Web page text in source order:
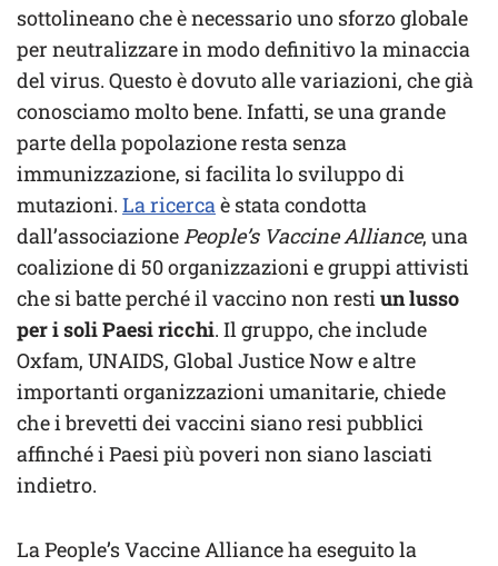
sottolineano che è necessario uno sforzo globale
per neutralizzare in modo definitivo la minaccia
del virus. Questo è dovuto alle variazioni, che già
conosciamo molto bene. Infatti, se una grande
parte della popolazione resta senza
immunizzazione, si facilita lo sviluppo di
mutazioni. La ricercaè stata condotta
dall’associazionePeople’s Vaccine Alliance, una
coalizione di 50 organizzazioni e gruppi attivisti
che si batte perché il vaccino non restiun lusso
per i soli Paesi ricchi. Il gruppo, che include
Oxfam, UNAIDS, Global Justice Now e altre
importanti organizzazioni umanitarie, chiede
che i brevetti dei vaccini siano resi pubblici
affinché i Paesi più poveri non siano lasciati
indietro.
La People’s Vaccine Alliance ha eseguito la